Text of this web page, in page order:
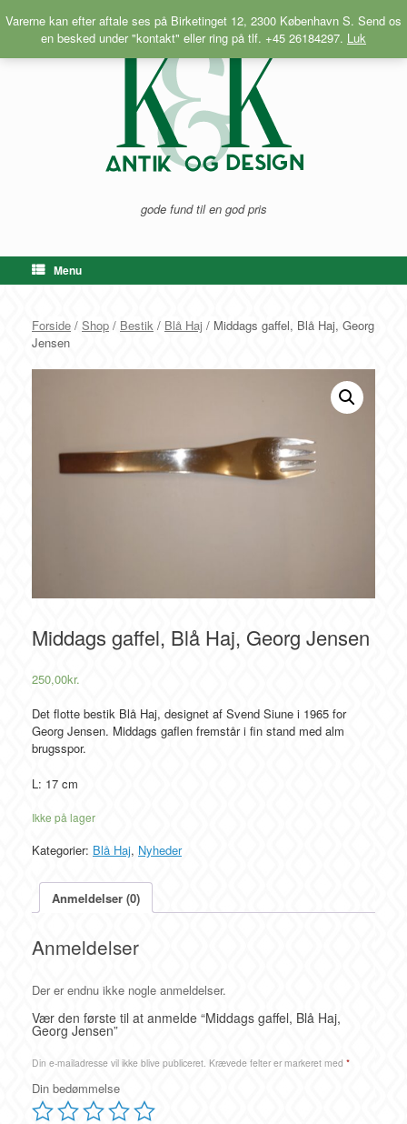
Varerne kan efter aftale ses på Birketinget 12, 2300 København S. Send os
en besked under "kontakt" eller ring på tlf. +45 26184297. Luk
til
gode fund til en god pris
Menu
Forside / Shop / Bestik / Blå Haj / Middags gaffel, Blå Haj, Georg
Jensen
Middags gaffel, Blå Haj, Georg Jensen
250,00kr.
Det flotte bestik Blå Haj, designet af Svend Siune i 1965 for
Georg Jensen. Middags gaflen fremstår i fin stand med alm
brugsspor.
L: 17 cm
Ikke på lager
Kategorier: Blå Haj, Nyheder
Anmeldelser (0)
Anmeldelser
Der er endnu ikke nogle anmeldelser.
Vær den første til at anmelde “Middags gaffel, Blå Haj,
Georg Jensen”
Din e-mailadresse vil ikke blive publiceret. Krævede felter er markeret med *
Din bedømmelse